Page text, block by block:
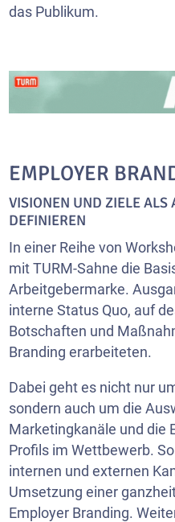
das Publikum.
EMPLOYER
VISIONEN UND ZIELE ALS
DEFINIEREN
In einer Reihe von
mit TURM-Sahne die
Arbeitgebermarke.
interne Status Quo, auf
Botschaften und
Branding erarbeiteten.
Dabei geht es nicht nur
sondern auch um die
Marketingkanäle und die
Profils im Wettbewerb.
internen und externen
Umsetzung einer
Employer Branding.